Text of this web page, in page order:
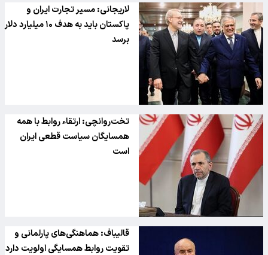
لاریجانی: مسیر تجارت ایران و
پاکستان باید به هدف ۱۰ میلیارد دلار
برسد
تخت‌روانچی: ارتقاء روابط با همه
همسایگان سیاست قطعی ایران
است
قالیباف: هماهنگی‌های پارلمانی و
تقویت روابط همسایگی اولویت دارد